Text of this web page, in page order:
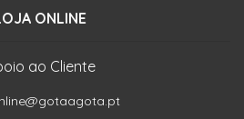
ONLINE
ao Cliente